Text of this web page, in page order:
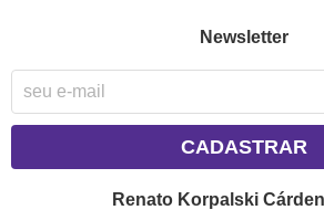
Newsletter
CADASTRAR
Renato Korpalski